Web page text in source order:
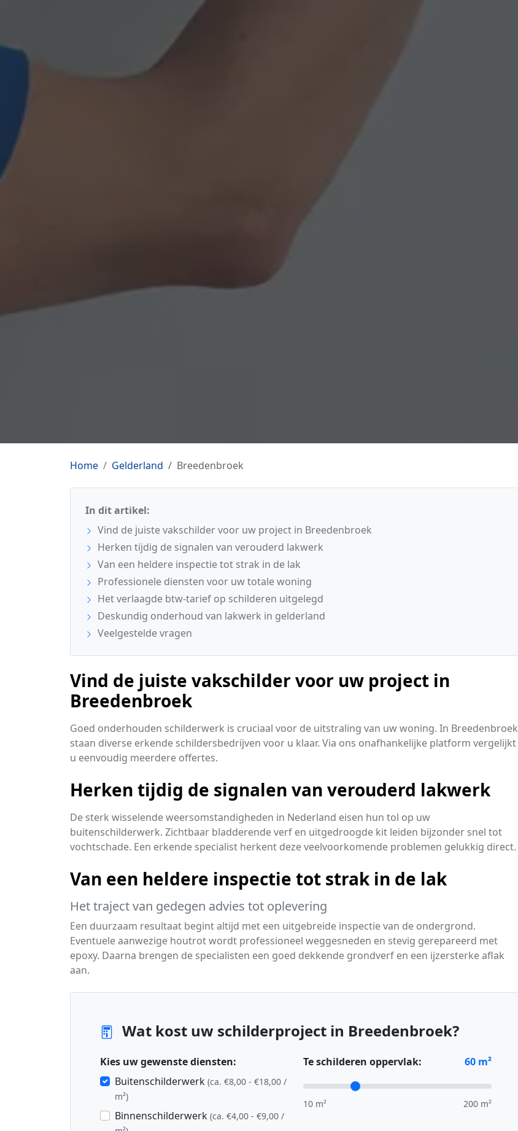
Home Gelderland Breedenbroek
In dit artikel:
Vind de juiste vakschilder voor uw project in Breedenbroek
Herken tijdig de signalen van verouderd lakwerk
Van een heldere inspectie tot strak in de lak
Professionele diensten voor uw totale woning
Het verlaagde btw-tarief op schilderen uitgelegd
Deskundig onderhoud van lakwerk in gelderland
Veelgestelde vragen
Vind de juiste vakschilder voor uw project in
Breedenbroek
Goed onderhouden schilderwerk is cruciaal voor de uitstraling van uw woning. In Breedenbroek
staan diverse erkende schildersbedrijven voor u klaar. Via ons onafhankelijke platform vergelijkt
u eenvoudig meerdere offertes.
Herken tijdig de signalen van verouderd lakwerk
De sterk wisselende weersomstandigheden in Nederland eisen hun tol op uw
buitenschilderwerk. Zichtbaar bladderende verf en uitgedroogde kit leiden bijzonder snel tot
vochtschade. Een erkende specialist herkent deze veelvoorkomende problemen gelukkig direct.
Van een heldere inspectie tot strak in de lak
Het traject van gedegen advies tot oplevering
Een duurzaam resultaat begint altijd met een uitgebreide inspectie van de ondergrond.
Eventuele aanwezige houtrot wordt professioneel weggesneden en stevig gerepareerd met
epoxy. Daarna brengen de specialisten een goed dekkende grondverf en een ijzersterke aflak
aan.
Wat kost uw schilderproject in Breedenbroek?
Kies uw gewenste diensten:
Buitenschilderwerk (ca. €8,00 - €18,00 /
m²)
Binnenschilderwerk (ca. €4,00 - €9,00 /
Te schilderen oppervlak: 60 m²
10 m² 200 m²